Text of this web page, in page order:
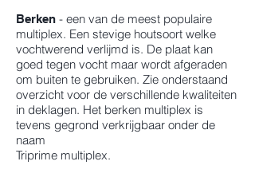
Berken - een van de meest populaire
multiplex. Een stevige houtsoort welke
vochtwerend verlijmd is. De plaat kan
goed tegen vocht maar wordt afgeraden
om buiten te gebruiken. Zie onderstaand
overzicht voor de verschillende kwaliteiten
in deklagen. Het berken multiplex is
tevens gegrond verkrijgbaar onder de
naam
Triprime multiplex.